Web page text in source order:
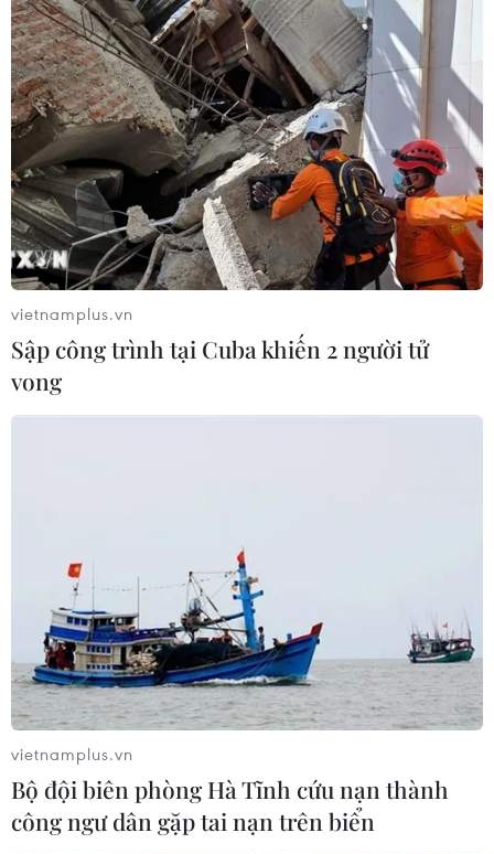
vietnamplus.vn
Sập công trình tại Cuba khiến 2 người tử
vong
vietnamplus.vn
Bộ đội biên phòng Hà Tĩnh cứu nạn thành
công ngư dân gặp tai nạn trên biển